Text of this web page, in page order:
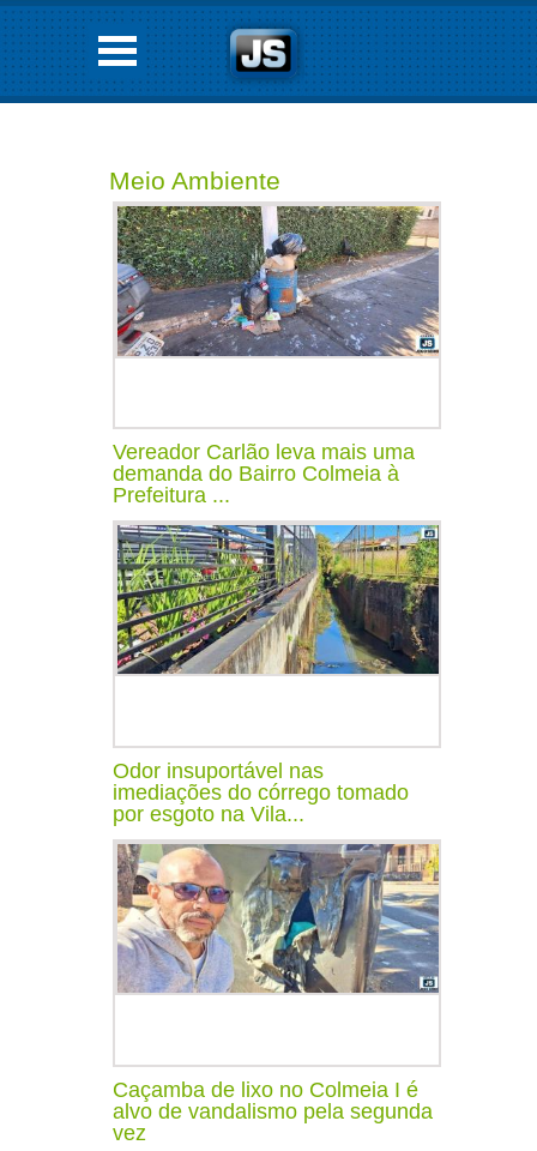
Meio Ambiente
Vereador Carlão leva mais uma
demanda do Bairro Colmeia à
Prefeitura ...
Odor insuportável nas
imediações do córrego tomado
por esgoto na Vila...
Caçamba de lixo no Colmeia I é
alvo de vandalismo pela segunda
vez